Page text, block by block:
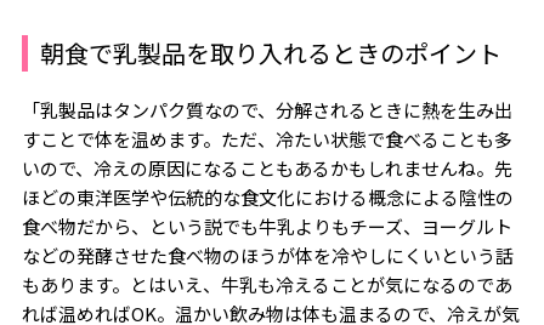
朝食で乳製品を取り入れるときのポイント
「乳製品はタンパク質なので、分解されるときに熱を生み出
すことで体を温めます。ただ、冷たい状態で食べることも多
いので、冷えの原因になることもあるかもしれませんね。先
ほどの東洋医学や伝統的な食文化における概念による陰性の
食べ物だから、という説でも牛乳よりもチーズ、ヨーグルト
などの発酵させた食べ物のほうが体を冷やしにくいという話
もあります。とはいえ、牛乳も冷えることが気になるのであ
れば温めればOK。温かい飲み物は体も温まるので、冷えが気